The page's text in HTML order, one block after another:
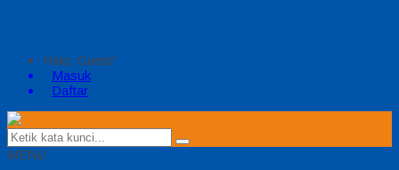
Halo, Guest!
Masuk
Daftar
MENU